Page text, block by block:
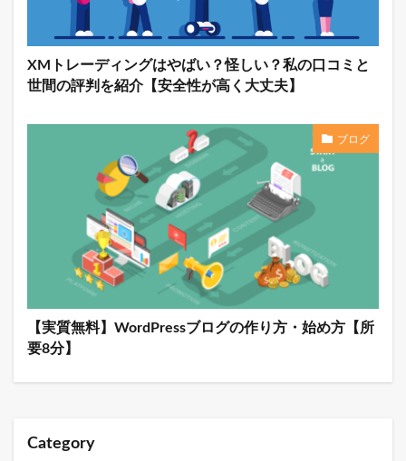
XMトレーディングはやばい？怪しい？私の口コミと
世間の評判を紹介【安全性が高く大丈夫】
ブログ
【実質無料】WordPressブログの作り方・始め方【所
要8分】
Category